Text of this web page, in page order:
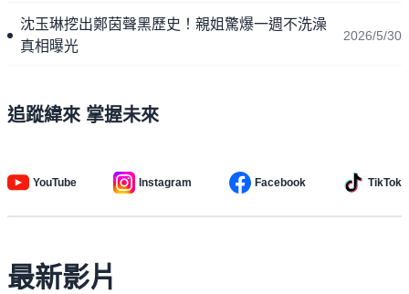
沈玉琳挖出鄭茵聲黑歷史！親姐驚爆一週不洗澡
真相曝光
2026/5/30
追蹤緯來 掌握未來
YouTube Instagram Facebook TikTok
最新影片